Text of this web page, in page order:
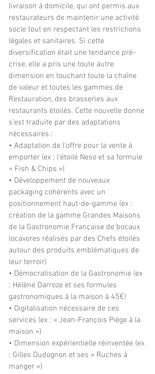
livraison à domicile, qui ont permis aux
restaurateurs de maintenir une activité
socle tout en respectant les restrictions
légales et sanitaires. Si cette
diversification était une tendance pré-
crise, elle a pris une toute autre
dimension en touchant toute la chaîne
de valeur et toutes les gammes de
Restauration, des brasseries aux
restaurants étoilés. Cette nouvelle donne
s’est traduite par des adaptations
nécessaires :
• Adaptation de l’offre pour la vente à
emporter (ex : l’étoilé Neso et sa formule
« Fish & Chips »)
• Développement de nouveaux
packaging cohérents avec un
positionnement haut-de-gamme (ex :
création de la gamme Grandes Maisons
de la Gastronomie Française de bocaux
locavores réalisés par des Chefs étoilés
autour des produits emblématiques de
leur terroir)
• Démocratisation de la Gastronomie (ex
: Hélène Darroze et ses formules
gastronomiques à la maison à 45€)
• Digitalisation nécessaire de ces
services (ex : « Jean-François Piège à la
maison »)
• Dimension expérientielle réinventée (ex
: Gilles Dudognon et ses « Ruches à
manger »)